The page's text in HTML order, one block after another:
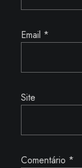
Email *
Site
Comentário *